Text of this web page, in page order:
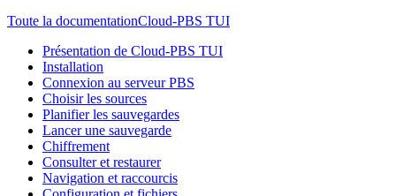
Toute la documentationCloud-PBS TUI
Présentation de Cloud-PBS TUI
Installation
Connexion au serveur PBS
Choisir les sources
Planifier les sauvegardes
Lancer une sauvegarde
Chiffrement
Consulter et restaurer
Navigation et raccourcis